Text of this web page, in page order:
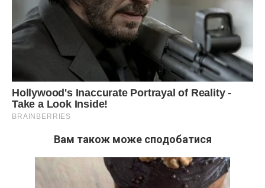
Вам також може сподобатися